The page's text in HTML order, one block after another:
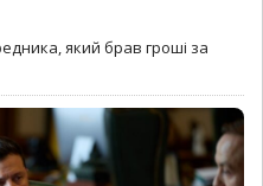
який брав гроші за